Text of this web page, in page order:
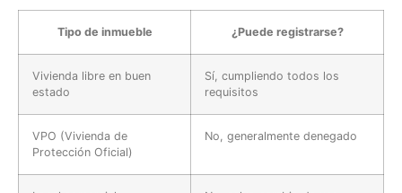
Tipo de inmueble ¿Puede registrarse?
Vivienda libre en buen
estado
Sí, cumpliendo todos los
requisitos
VPO (Vivienda de
Protección Oficial)
No, generalmente denegado